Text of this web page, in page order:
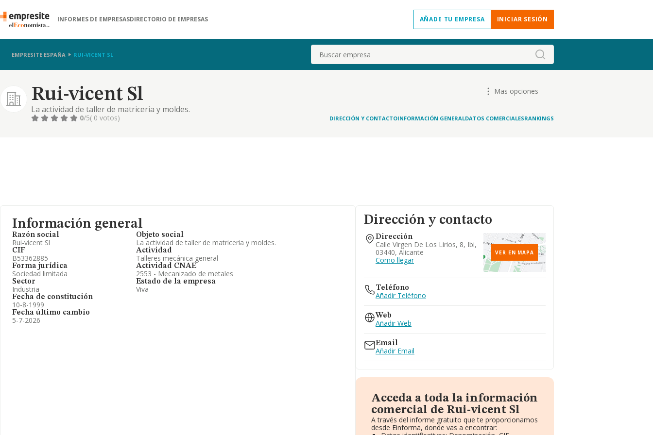
INFORMES DE EMPRESASDIRECTORIO DE EMPRESAS AÑADE TU EMPRESA INICIAR SESIÓN
EMPRESITE ESPAÑA RUI-VICENT SL Buscar
Rui-vicent Sl
La actividad de taller de matriceria y moldes.
Mas opciones
0/5( 0 votos) DIRECCIÓN Y CONTACTOINFORMACIÓN GENERALDATOS COMERCIALESRANKINGS
Información general
Razón social
Rui-vicent Sl
CIF
B53362885
Forma jurídica
Sociedad limitada
Sector
Industria
Fecha de constitución
10-8-1999
Fecha último cambio
5-7-2026
Objeto social
La actividad de taller de matriceria y moldes.
Actividad
Talleres mecánica general
Actividad CNAE
2553 - Mecanizado de metales
Estado de la empresa
Viva
Dirección y contacto
Dirección
Calle Virgen De Los Lirios, 8, Ibi,
03440, Alicante
Como llegar
VER EN MAPA
Teléfono
Añadir Teléfono
Web
Añadir Web
Email
Añadir Email
Acceda a toda la información
comercial de Rui-vicent Sl
A través del informe gratuito que te proporcionamos
desde Einforma, donde vas a encontrar: